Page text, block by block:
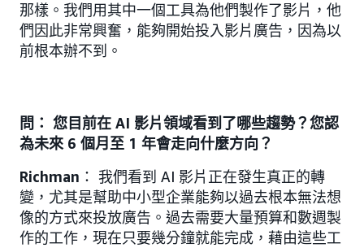
那樣。我們用其中一個工具為他們製作了影片，他
們因此非常興奮，能夠開始投入影片廣告，因為以
前根本辦不到。
問： 您目前在 AI 影片領域看到了哪些趨勢？您認
為未來 6 個月至 1 年會走向什麼方向？
Richman ： 我們看到 AI 影片正在發生真正的轉
變，尤其是幫助中小型企業能夠以過去根本無法想
像的方式來投放廣告。過去需要大量預算和數週製
作的工作，現在只要幾分鐘就能完成，藉由這些工